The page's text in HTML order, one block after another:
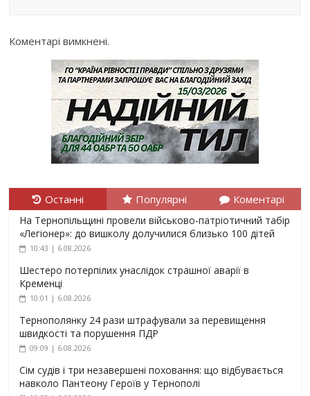
Коментарі вимкнені.
Останні Популярні Коментарі
На Тернопільщині провели військово-патріотичний табір
«Легіонер»: до вишколу долучилися близько 100 дітей
10:43 | 6.08.2026
Шестеро потерпілих унаслідок страшної аварії в
Кременці
10:01 | 6.08.2026
Тернополянку 24 рази штрафували за перевищення
швидкості та порушення ПДР
09:09 | 6.08.2026
Сім судів і три незавершені поховання: що відбувається
навколо Пантеону Героїв у Тернополі